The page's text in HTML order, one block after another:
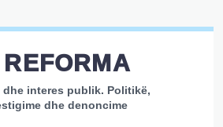
interes publik. Politikë,
dhe denoncime